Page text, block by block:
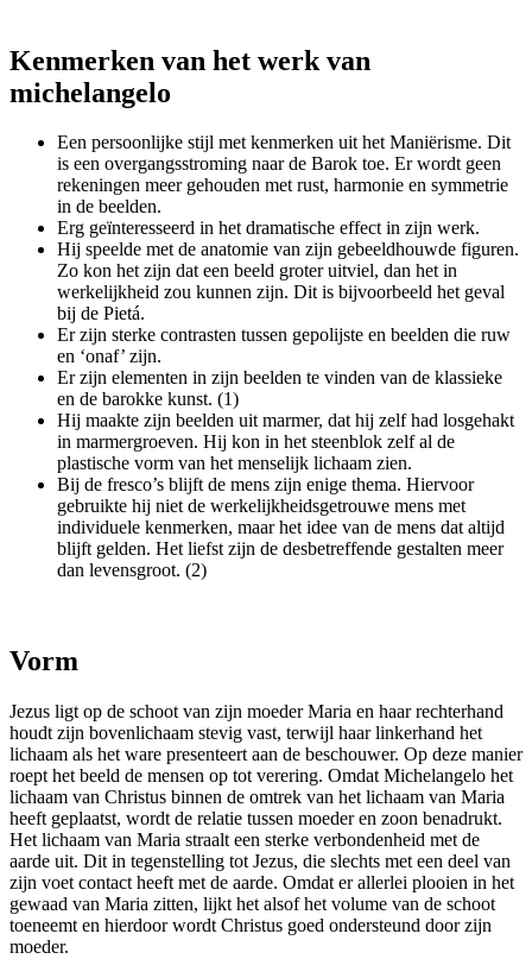
Kenmerken van het werk van
michelangelo
Een persoonlijke stijl met kenmerken uit het Maniërisme. Dit
is een overgangsstroming naar de Barok toe. Er wordt geen
rekeningen meer gehouden met rust, harmonie en symmetrie
in de beelden.
Erg geïnteresseerd in het dramatische effect in zijn werk.
Hij speelde met de anatomie van zijn gebeeldhouwde figuren.
Zo kon het zijn dat een beeld groter uitviel, dan het in
werkelijkheid zou kunnen zijn. Dit is bijvoorbeeld het geval
bij de Pietá.
Er zijn sterke contrasten tussen gepolijste en beelden die ruw
en ‘onaf’ zijn.
Er zijn elementen in zijn beelden te vinden van de klassieke
en de barokke kunst. (1)
Hij maakte zijn beelden uit marmer, dat hij zelf had losgehakt
in marmergroeven. Hij kon in het steenblok zelf al de
plastische vorm van het menselijk lichaam zien.
Bij de fresco’s blijft de mens zijn enige thema. Hiervoor
gebruikte hij niet de werkelijkheidsgetrouwe mens met
individuele kenmerken, maar het idee van de mens dat altijd
blijft gelden. Het liefst zijn de desbetreffende gestalten meer
dan levensgroot. (2)
Vorm
Jezus ligt op de schoot van zijn moeder Maria en haar rechterhand
houdt zijn bovenlichaam stevig vast, terwijl haar linkerhand het
lichaam als het ware presenteert aan de beschouwer. Op deze manier
roept het beeld de mensen op tot verering. Omdat Michelangelo het
lichaam van Christus binnen de omtrek van het lichaam van Maria
heeft geplaatst, wordt de relatie tussen moeder en zoon benadrukt.
Het lichaam van Maria straalt een sterke verbondenheid met de
aarde uit. Dit in tegenstelling tot Jezus, die slechts met een deel van
zijn voet contact heeft met de aarde. Omdat er allerlei plooien in het
gewaad van Maria zitten, lijkt het alsof het volume van de schoot
toeneemt en hierdoor wordt Christus goed ondersteund door zijn
moeder.